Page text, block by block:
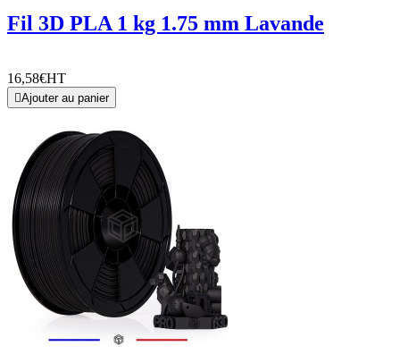
Fil 3D PLA 1 kg 1.75 mm Lavande
16,58€HT
Ajouter au panier